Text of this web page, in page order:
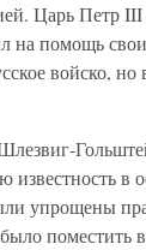
Царь Петр III
на помощь
войско, но
известность в
упрощены
поместить